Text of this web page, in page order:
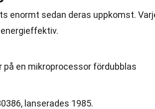
enormt sedan deras uppkomst.
en mikroprocessor fördubblas
lanserades 1985.